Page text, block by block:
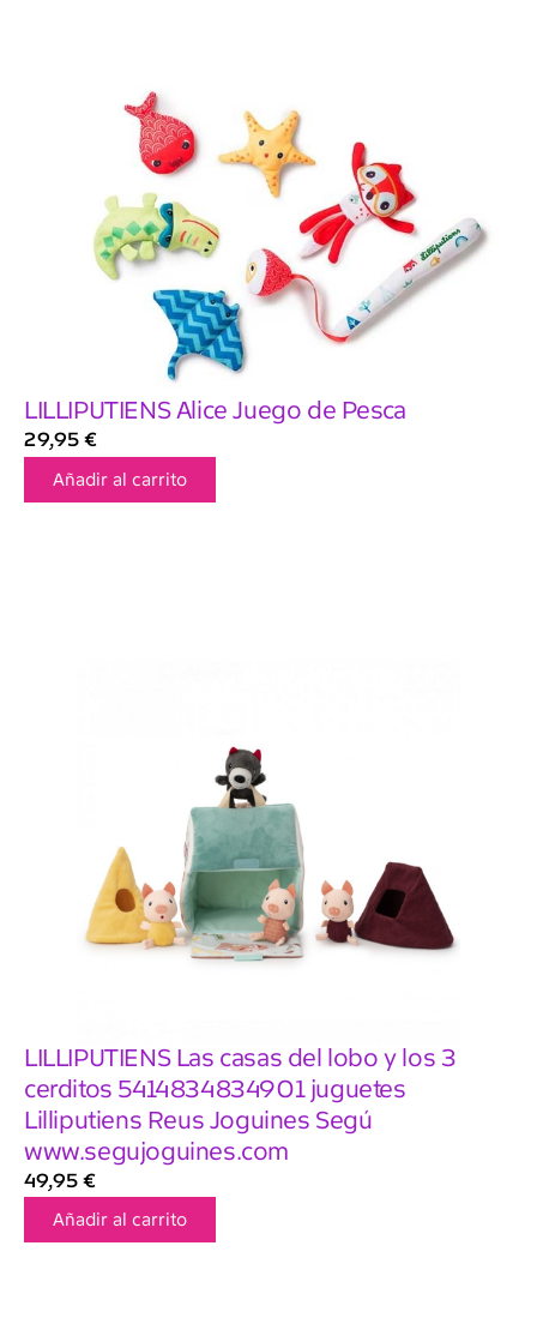
LILLIPUTIENS Alice Juego de Pesca
29,95 €
Añadir al carrito
LILLIPUTIENS Las casas del lobo y los 3
cerditos 5414834834901 juguetes
Lilliputiens Reus Joguines Segú
www.segujoguines.com
49,95 €
Añadir al carrito